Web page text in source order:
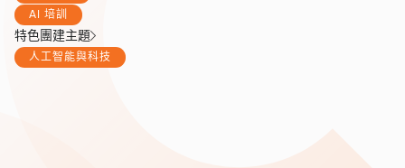
AI 培訓
特色團建主題
人工智能與科技